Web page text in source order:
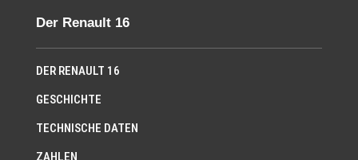
Der Renault 16
DER RENAULT 16
GESCHICHTE
TECHNISCHE DATEN
ZAHLEN